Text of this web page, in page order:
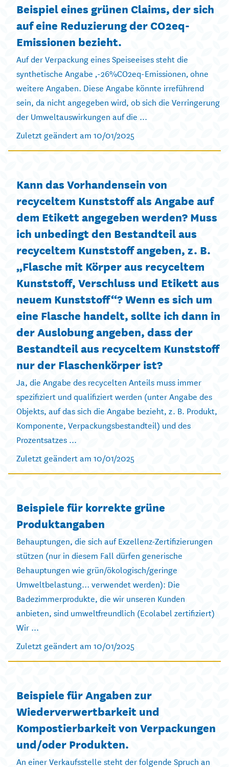
Beispiel eines grünen Claims, der sich
auf eine Reduzierung der CO2eq-
Emissionen bezieht.
Auf der Verpackung eines Speiseeises steht die
synthetische Angabe ‚-26%CO2eq-Emissionen‚ ohne
weitere Angaben. Diese Angabe könnte irreführend
sein, da nicht angegeben wird, ob sich die Verringerung
der Umweltauswirkungen auf die ...
Zuletzt geändert am 10/01/2025
Kann das Vorhandensein von
recyceltem Kunststoff als Angabe auf
dem Etikett angegeben werden? Muss
ich unbedingt den Bestandteil aus
recyceltem Kunststoff angeben, z. B.
„Flasche mit Körper aus recyceltem
Kunststoff, Verschluss und Etikett aus
neuem Kunststoff“? Wenn es sich um
eine Flasche handelt, sollte ich dann in
der Auslobung angeben, dass der
Bestandteil aus recyceltem Kunststoff
nur der Flaschenkörper ist?
Ja, die Angabe des recycelten Anteils muss immer
spezifiziert und qualifiziert werden (unter Angabe des
Objekts, auf das sich die Angabe bezieht, z. B. Produkt,
Komponente, Verpackungsbestandteil) und des
Prozentsatzes ...
Zuletzt geändert am 10/01/2025
Beispiele für korrekte grüne
Produktangaben
Behauptungen, die sich auf Exzellenz-Zertifizierungen
stützen (nur in diesem Fall dürfen generische
Behauptungen wie grün/ökologisch/geringe
Umweltbelastung… verwendet werden): Die
Badezimmerprodukte, die wir unseren Kunden
anbieten, sind umweltfreundlich (Ecolabel zertifiziert)
Wir ...
Zuletzt geändert am 10/01/2025
Beispiele für Angaben zur
Wiederverwertbarkeit und
Kompostierbarkeit von Verpackungen
und/oder Produkten.
An einer Verkaufsstelle steht der folgende Spruch an